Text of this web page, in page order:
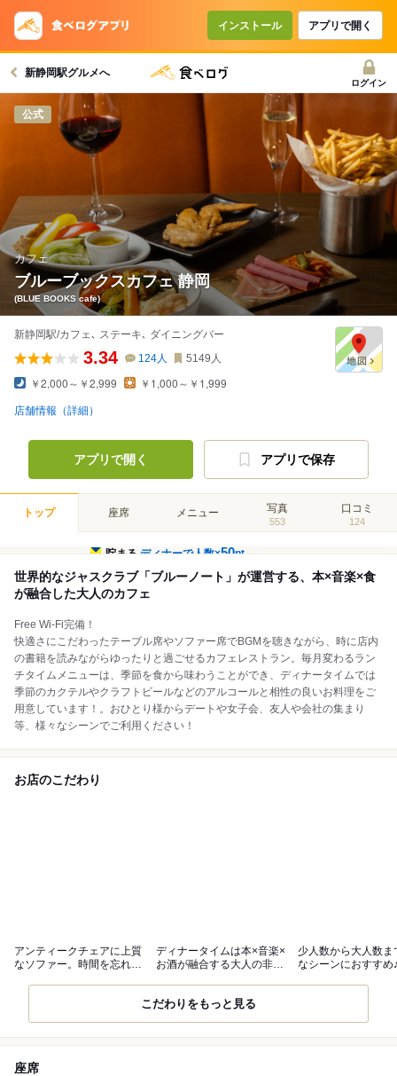
インストール アプリで開く
新静岡駅グルメへ
ログイン
公式
カフェ
ブルーブックスカフェ 静岡
(BLUE BOOKS cafe)
新静岡駅/カフェ､ ステーキ､ ダイニングバー
3.34 124人 5149 人
￥2,000～￥2,999 ￥1,000～￥1,999
店舗情報（詳細）
アプリで開く アプリで保存
トップ 座席 メニュー 写真
553
口コミ
124
貯まるディナーで人数×50pt
世界的なジャスクラブ「ブルーノート」が運営する、本×音楽×食
が融合した大人のカフェ
Free Wi-Fi完備！
快適さにこだわったテーブル席やソファー席でBGMを聴きながら、時に店内
の書籍を読みながらゆったりと過ごせるカフェレストラン。毎月変わるラン
チタイムメニューは、季節を食から味わうことができ、ディナータイムでは
季節のカクテルやクラフトビールなどのアルコールと相性の良いお料理をご
用意しています！。おひとり様からデートや女子会、友人や会社の集まり
等、様々なシーンでご利用ください！
お店のこだわり
アンティークチェアに上質
なソファー。時間を忘れる
ディナータイムは本×音楽×
お酒が融合する大人の非日
少人数から大人数ま
なシーンにおすすめ
こだわりをもっと見る
座席